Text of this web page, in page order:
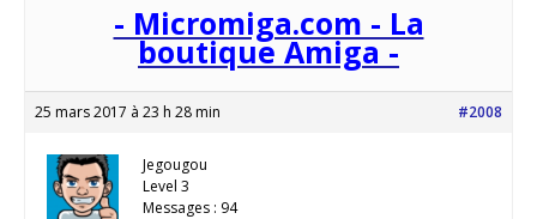
- Micromiga.com - La
boutique Amiga -
25 mars 2017 à 23 h 28 min #2008
Jegougou
Level 3
Messages : 94